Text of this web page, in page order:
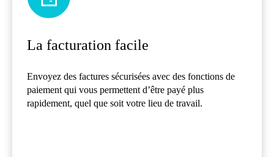
La facturation facile
Envoyez des factures sécurisées avec des fonctions de
paiement qui vous permettent d’être payé plus
rapidement, quel que soit votre lieu de travail.